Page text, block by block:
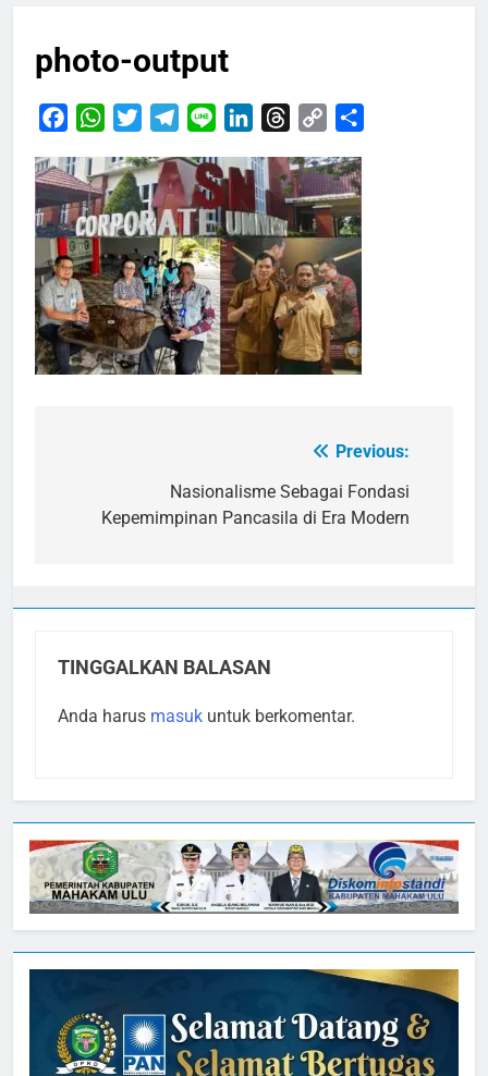
photo-output
FacebookWhatsApp
TwitterTelegram
Line LinkedInThreads
Copy
Previous:
Nasionalisme Sebagai Fondasi
Kepemimpinan Pancasila di Era Modern
TINGGALKAN BALASAN
Anda harus masuk untuk berkomentar.